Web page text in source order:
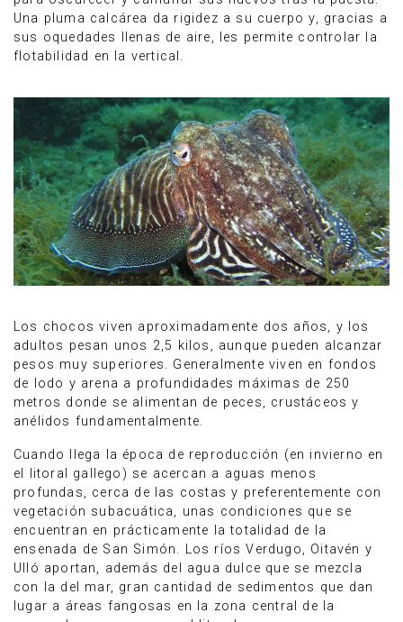
Una pluma calcárea da rigidez a su cuerpo y, gracias a
sus oquedades llenas de aire, les permite controlar la
flotabilidad en la vertical.
Los chocos viven aproximadamente dos años, y los
adultos pesan unos 2,5 kilos, aunque pueden alcanzar
pesos muy superiores. Generalmente viven en fondos
de lodo y arena a profundidades máximas de 250
metros donde se alimentan de peces, crustáceos y
anélidos fundamentalmente.
Cuando llega la época de reproducción (en invierno en
el litoral gallego) se acercan a aguas menos
profundas, cerca de las costas y preferentemente con
vegetación subacuática, unas condiciones que se
encuentran en prácticamente la totalidad de la
ensenada de San Simón. Los ríos Verdugo, Oitavén y
Ulló aportan, además del agua dulce que se mezcla
con la del mar, gran cantidad de sedimentos que dan
lugar a áreas fangosas en la zona central de la